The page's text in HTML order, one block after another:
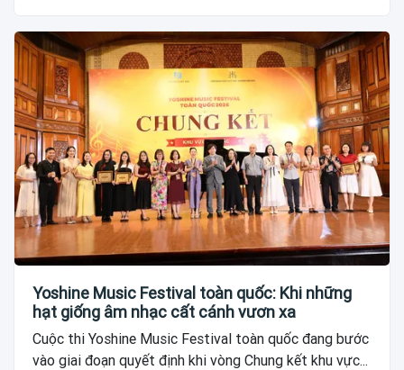
Yoshine Music Festival toàn quốc: Khi những
hạt giống âm nhạc cất cánh vươn xa
Cuộc thi Yoshine Music Festival toàn quốc đang bước
vào giai đoạn quyết định khi vòng Chung kết khu vực...